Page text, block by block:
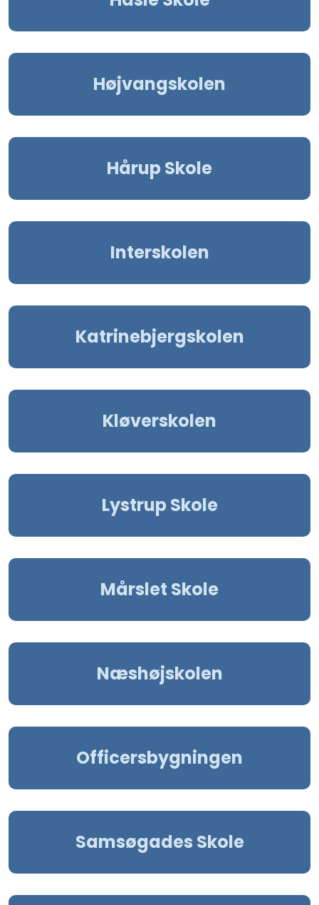
Højvangskolen
Hårup Skole
Interskolen
Katrinebjergskolen
Kløverskolen
Lystrup Skole
Mårslet Skole
Næshøjskolen
Officersbygningen
Samsøgades Skole